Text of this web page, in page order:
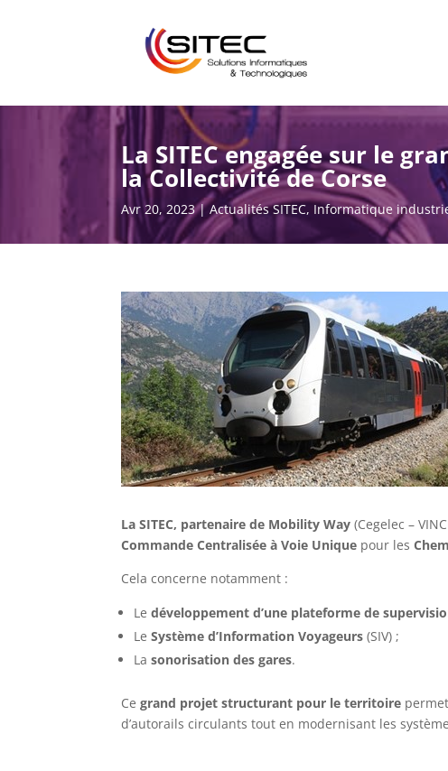
La SITEC engagée sur le
la Collectivité de Corse
Avr 20, 2023 Actualités SITEC, Informatique
La SITEC, partenaire de Mobility Way (Cegelec –
Commande Centralisée à Voie Unique pour les
Cela concerne notamment :
Ledéveloppement d’une plateforme de
LeSystème d’Information Voyageurs (SIV) ;
Lasonorisation des gares.
Cegrand projet structurant pour le territoire
d’autorails circulants tout en modernisant les